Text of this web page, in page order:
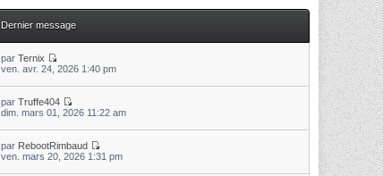
Dernier message
parTernix
ven. avr. 24, 2026 1:40 pm
parTruffe404
dim. mars 01, 2026 11:22 am
par RebootRimbaud
ven. mars 20, 2026 1:31 pm